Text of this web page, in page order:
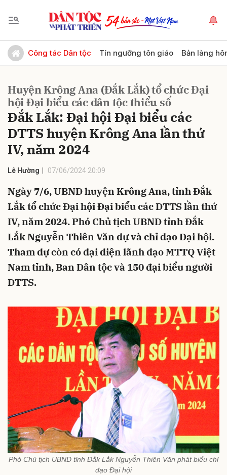
Công tác Dân tộc Tín ngưỡng tôn giáo Bản làng
Huyện Krông Ana (Đắk Lắk) tổ chức Đại
hội Đại biểu các dân tộc thiểu số
Đắk Lắk: Đại hội Đại biểu các
DTTS huyện Krông Ana lần thứ
IV, năm 2024
Lê Hường 07/06/2024 20:09
Ngày 7/6, UBND huyện Krông Ana, tỉnh Đắk
Lắk tổ chức Đại hội Đại biểu các DTTS lần thứ
IV, năm 2024. Phó Chủ tịch UBND tỉnh Đắk
Lắk Nguyễn Thiên Văn dự và chỉ đạo Đại hội.
Tham dự còn có đại diện lãnh đạo MTTQ Việt
Nam tỉnh, Ban Dân tộc và 150 đại biểu người
DTTS.
Phó Chủ tịch UBND tỉnh Đắk Lắk Nguyễn Thiên Văn phát biểu chỉ
đạo Đại hội
Gửi bình luận